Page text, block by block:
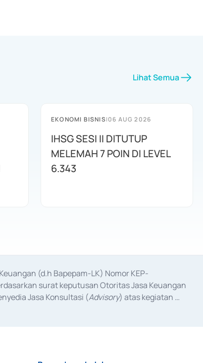
Lihat Semua
EKONOMI BISNIS|06 AUG 2026
IHSG SESI II DITUTUP
MELEMAH 7 POIN DI LEVEL
6.343
(d.h Bapepam-LK) Nomor KEP-
surat keputusan Otoritas Jasa Keuangan
Jasa Konsultasi (Advisory) atas kegiatan